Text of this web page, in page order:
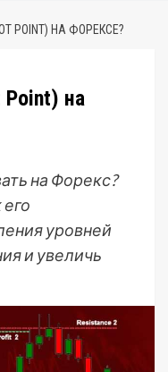
POINT) НА ФОРЕКСЕ?
Point) на
на Форекс?
его
уровней
и увеличь